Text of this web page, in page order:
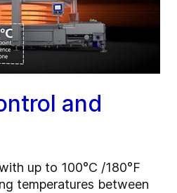
and
up to 100°C /180°F
temperatures between